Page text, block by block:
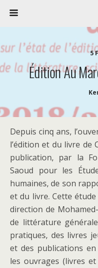
5
Édition Au
Depuis cinq ans,
l’édition et du livre de
publication, par la
Saoud pour les
humaines, de son
et du livre. Cette
direction de
de littérature
pratiques, des livres
et des publications en
les ouvrages (livres